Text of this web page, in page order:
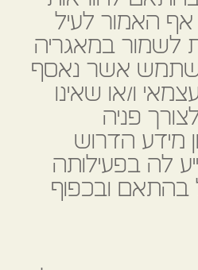
אף האמור לעיל
לשמור במאגריה
אשר נאסף
ו/או שאינו
פניה
מידע הדרוש
לה בפעילותה
בהתאם ובכפוף